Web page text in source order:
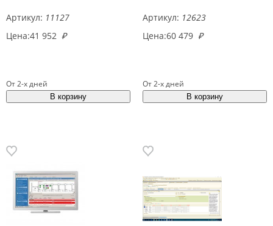
Артикул: 11127
Цена:41 952 ₽
От 2-х дней
Артикул: 12623
Цена:60 479 ₽
От 2-х дней